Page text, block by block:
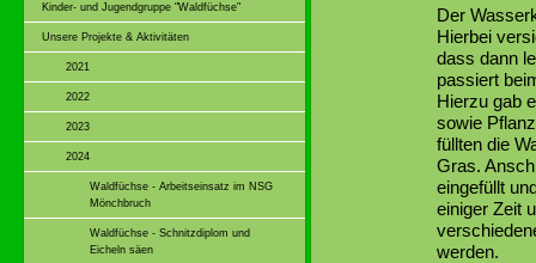
Kinder- und Jugendgruppe "Waldfüchse"
Unsere Projekte & Aktivitäten
2021
2022
2023
2024
Waldfüchse - Arbeitseinsatz im NSG
Mönchbruch
Waldfüchse - Schnitzdiplom und
Eicheln säen
Der
Hierbei
dass dann
passiert
Hierzu gab
sowie
füllten die
Gras.
eingefüllt
einiger Zeit
werden.